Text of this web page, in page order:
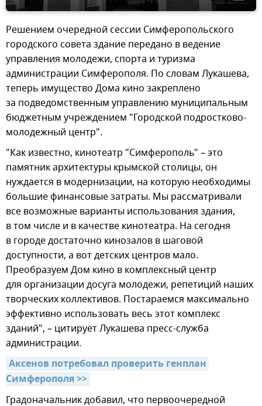
Решением очередной сессии Симферопольского
городского совета здание передано в ведение
управления молодежи, спорта и туризма
администрации Симферополя. По словам Лукашева,
теперь имущество Дома кино закреплено
за подведомственным управлению муниципальным
бюджетным учреждением "Городской подростково-
молодежный центр".
"Как известно, кинотеатр "Симферополь" – это
памятник архитектуры крымской столицы, он
нуждается в модернизации, на которую необходимы
большие финансовые затраты. Мы рассматривали
все возможные варианты использования здания,
в том числе и в качестве кинотеатра. На сегодня
в городе достаточно кинозалов в шаговой
доступности, а вот детских центров мало.
Преобразуем Дом кино в комплексный центр
для организации досуга молодежи, репетиций наших
творческих коллективов. Постараемся максимально
эффективно использовать весь этот комплекс
зданий", – цитирует Лукашева пресс-служба
администрации.
Аксенов потребовал проверить генплан
Симферополя >>
Градоначальник добавил, что первоочередной